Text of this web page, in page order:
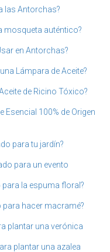
las Antorchas?
mosqueta auténtico?
en Antorchas?
Lámpara de Aceite?
de Ricino Tóxico?
Esencial 100% de Origen
para tu jardín?
para un evento
la espuma floral?
para hacer macramé?
plantar una verónica
plantar una azalea